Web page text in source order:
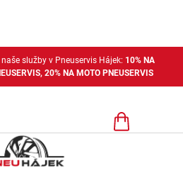
služby v Pneuservis Hájek: 10% NA
20% NA MOTO PNEUSERVIS
Nákupní